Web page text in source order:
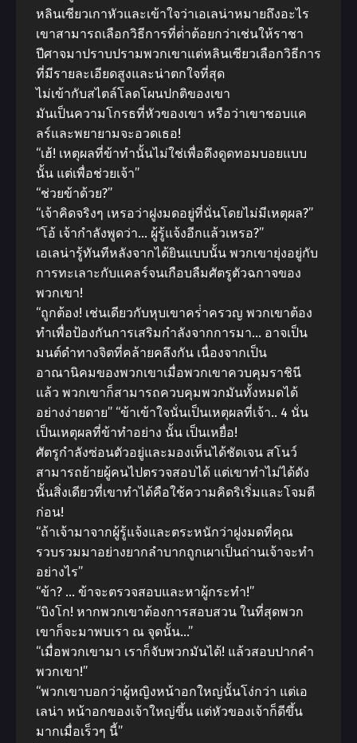
หลินเซียวเกาหัวและเข้าใจว่าเอเลน่าหมายถึงอะไร
เขาสามารถเลือกวิธีการที่ต่ําต้อยกว่าเช่นให้ราชา
ปีศาจมาปราบปรามพวกเขาแต่หลินเซียวเลือกวิธีการ
ที่มีรายละเอียดสูงและน่าตกใจที่สุด
ไม่เข้ากับสไตล์โลดโผนปกติของเขา
มันเป็นความโกรธที่หัวของเขา หรือว่าเขาชอบแค
ลร์และพยายามจะอวดเธอ!
“เฮ้! เหตุผลที่ข้าทํานั้นไม่ใช่เพื่อดึงดูดทอมบอยแบบ
นั้น แต่เพื่อช่วยเจ้า”
“ช่วยข้าด้วย?”
“เจ้าคิดจริงๆ เหรอว่าฝูงมดอยู่ที่นั่นโดยไม่มีเหตุผล?”
“โอ้ เจ้ากําลังพูดว่า… ผู้รู้แจ้งอีกแล้วเหรอ?”
เอเลน่ารู้ทันทีหลังจากได้ยินแบบนั้น พวกเขายุ่งอยู่กับ
การทะเลาะกับแคลร์จนเกือบลืมศัตรูตัวฉกาจของ
พวกเขา!
“ถูกต้อง! เช่นเดียวกับหุบเขาคร่ําครวญ พวกเขาต้อง
ทําเพื่อป้องกันการเสริมกําลังจากการมา… อาจเป็น
มนต์ดําทางจิตที่คล้ายคลึงกัน เนื่องจากเป็น
อาณานิคมของพวกเขาเมื่อพวกเขาควบคุมราชินี
แล้ว พวกเขาก็สามารถควบคุมพวกมันทั้งหมดได้
อย่างง่ายดาย” “ข้าเข้าใจนั่นเป็นเหตุผลที่เจ้า.. 4 นั่น
เป็นเหตุผลที่ข้าทําอย่าง นั้น เป็นเหยื่อ!
ศัตรูกําลังซ่อนตัวอยู่และมองเห็นได้ชัดเจน สโนว์
สามารถย้ายผู้คนไปตรวจสอบได้ แต่เขาทําไม่ได้ดัง
นั้นสิ่งเดียวที่เขาทําได้คือใช้ความคิดริเริ่มและโจมตี
ก่อน!
“ถ้าเจ้ามาจากผู้รู้แจ้งและตระหนักว่าฝูงมดที่คุณ
รวบรวมมาอย่างยากลําบากถูกเผาเป็นถ่านเจ้าจะทํา
อย่างไร”
“ข้า? … ข้าจะตรวจสอบและหาผู้กระทํา!”
“บิงโก! หากพวกเขาต้องการสอบสวน ในที่สุดพวก
เขาก็จะมาพบเรา ณ จุดนั้น…”
“เมื่อพวกเขามา เราก็จับพวกมันได้! แล้วสอบปากคํา
พวกเขา!”
“พวกเขาบอกว่าผู้หญิงหน้าอกใหญ่นั้นโง่กว่า แต่เอ
เลน่า หน้าอกของเจ้าใหญ่ขึ้น แต่หัวของเจ้าก็ดีขึ้น
มากเมื่อเร็วๆ นี้”